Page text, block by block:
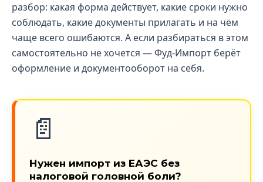
разбор: какая форма действует, какие сроки нужно
соблюдать, какие документы прилагать и на чём
чаще всего ошибаются. А если разбираться в этом
самостоятельно не хочется — Фуд-Импорт берёт
оформление и документооборот на себя.
📄
Нужен импорт из ЕАЭС без
налоговой головной боли?